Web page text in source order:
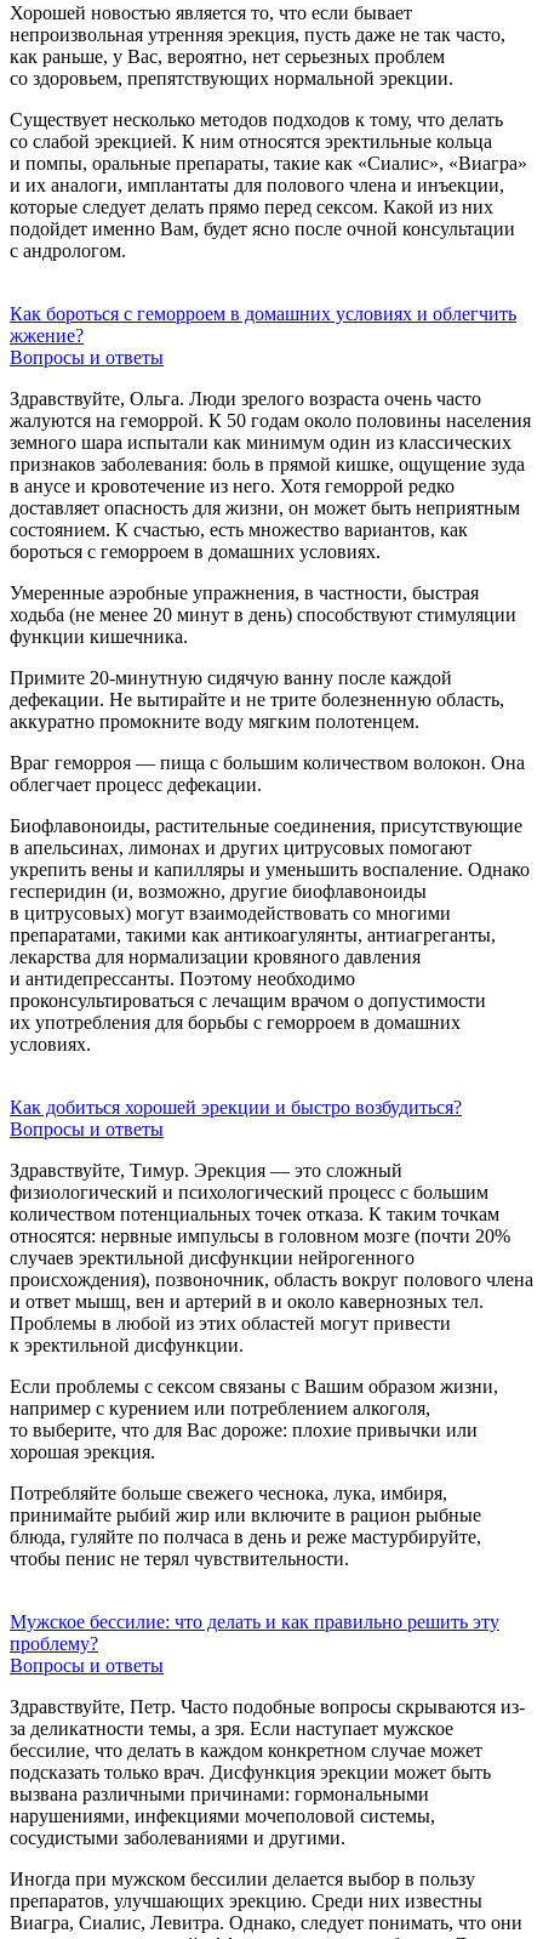
Хорошей новостью является то, что если бывает
непроизвольная утренняя эрекция, пусть даже не так часто,
как раньше, у Вас, вероятно, нет серьезных проблем
со здоровьем, препятствующих нормальной эрекции.
Существует несколько методов подходов к тому, что делать
со слабой эрекцией. К ним относятся эректильные кольца
и помпы, оральные препараты, такие как «Сиалис», «Виагра»
и их аналоги, имплантаты для полового члена и инъекции,
которые следует делать прямо перед сексом. Какой из них
подойдет именно Вам, будет ясно после очной консультации
с андрологом.
Как бороться с геморроем в домашних условиях и облегчить
жжение?
Вопросы и ответы
Здравствуйте, Ольга. Люди зрелого возраста очень часто
жалуются на геморрой. К 50 годам около половины населения
земного шара испытали как минимум один из классических
признаков заболевания: боль в прямой кишке, ощущение зуда
в анусе и кровотечение из него. Хотя геморрой редко
доставляет опасность для жизни, он может быть неприятным
состоянием. К счастью, есть множество вариантов, как
бороться с геморроем в домашних условиях.
Умеренные аэробные упражнения, в частности, быстрая
ходьба (не менее 20 минут в день) способствуют стимуляции
функции кишечника.
Примите 20-минутную сидячую ванну после каждой
дефекации. Не вытирайте и не трите болезненную область,
аккуратно промокните воду мягким полотенцем.
Враг геморроя — пища с большим количеством волокон. Она
облегчает процесс дефекации.
Биофлавоноиды, растительные соединения, присутствующие
в апельсинах, лимонах и других цитрусовых помогают
укрепить вены и капилляры и уменьшить воспаление. Однако
гесперидин (и, возможно, другие биофлавоноиды
в цитрусовых) могут взаимодействовать со многими
препаратами, такими как антикоагулянты, антиагреганты,
лекарства для нормализации кровяного давления
и антидепрессанты. Поэтому необходимо
проконсультироваться с лечащим врачом о допустимости
их употребления для борьбы с геморроем в домашних
условиях.
Как добиться хорошей эрекции и быстро возбудиться?
Вопросы и ответы
Здравствуйте, Тимур. Эрекция — это сложный
физиологический и психологический процесс с большим
количеством потенциальных точек отказа. К таким точкам
относятся: нервные импульсы в головном мозге (почти 20%
случаев эректильной дисфункции нейрогенного
происхождения), позвоночник, область вокруг полового члена
и ответ мышц, вен и артерий в и около кавернозных тел.
Проблемы в любой из этих областей могут привести
к эректильной дисфункции.
Если проблемы с сексом связаны с Вашим образом жизни,
например с курением или потреблением алкоголя,
то выберите, что для Вас дороже: плохие привычки или
хорошая эрекция.
Потребляйте больше свежего чеснока, лука, имбиря,
принимайте рыбий жир или включите в рацион рыбные
блюда, гуляйте по полчаса в день и реже мастурбируйте,
чтобы пенис не терял чувствительности.
Мужское бессилие: что делать и как правильно решить эту
проблему?
Вопросы и ответы
Здравствуйте, Петр. Часто подобные вопросы скрываются из-
за деликатности темы, а зря. Если наступает мужское
бессилие, что делать в каждом конкретном случае может
подсказать только врач. Дисфункция эрекции может быть
вызвана различными причинами: гормональными
нарушениями, инфекциями мочеполовой системы,
сосудистыми заболеваниями и другими.
Иногда при мужском бессилии делается выбор в пользу
препаратов, улучшающих эрекцию. Среди них известны
Виагра, Сиалис, Левитра. Однако, следует понимать, что они